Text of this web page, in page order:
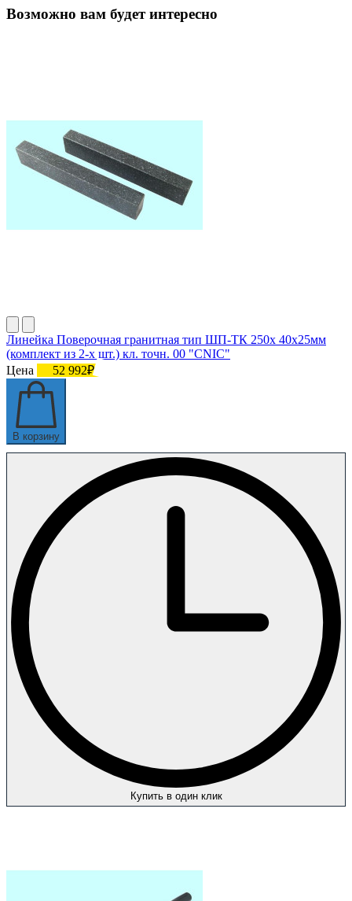
Возможно вам будет интересно
Линейка Поверочная гранитная тип ШП-ТК 250х 40х25мм
(комплект из 2-х шт.) кл. точн. 00 "CNIC"
Цена
52 992₽
В корзину
Купить в один клик